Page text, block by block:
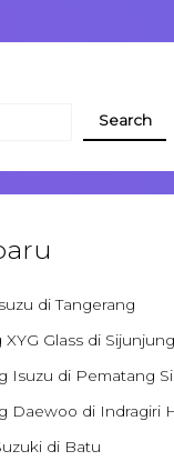
Search
di Tangerang
Glass di Sijunjung
Isuzu di Pematang
Daewoo di Indragiri
di Batu